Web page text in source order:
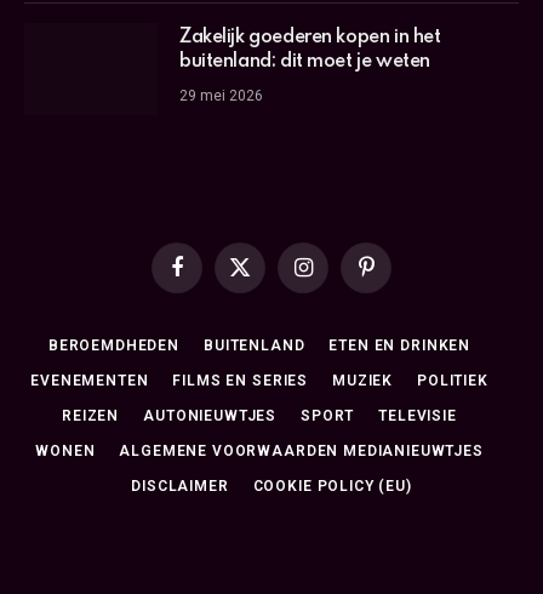
Zakelijk goederen kopen in het
buitenland: dit moet je weten
29 mei 2026
Facebook
X
InstagramPinterest
BEROEMDHEDEN BUITENLAND ETEN EN DRINKEN
EVENEMENTEN FILMS EN SERIES MUZIEK POLITIEK
REIZEN AUTONIEUWTJES SPORT TELEVISIE
WONEN ALGEMENE VOORWAARDEN MEDIANIEUWTJES
DISCLAIMER COOKIE POLICY (EU)